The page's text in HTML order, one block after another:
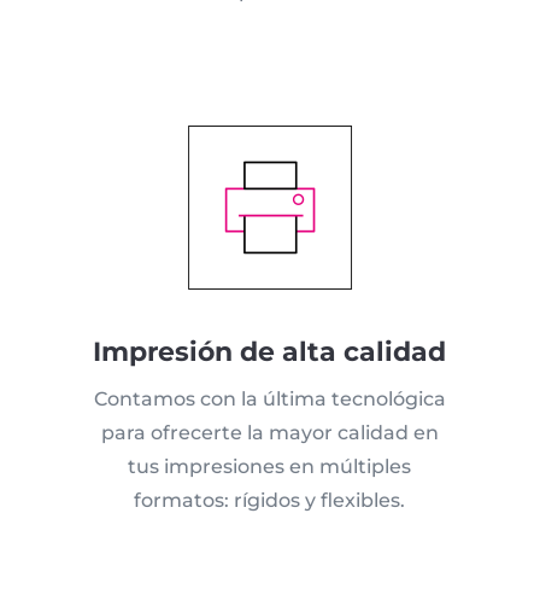
Impresión de alta calidad
Contamos con la última tecnológica
para ofrecerte la mayor calidad en
tus impresiones en múltiples
formatos: rígidos y flexibles.